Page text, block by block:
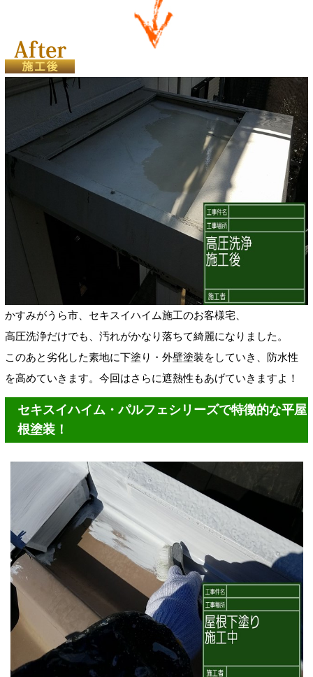
かすみがうら市、セキスイハイム施工のお客様宅、
高圧洗浄だけでも、汚れがかなり落ちて綺麗になりました。
このあと劣化した素地に下塗り・外壁塗装をしていき、防水性
を高めていきます。今回はさらに遮熱性もあげていきますよ！
セキスイハイム・パルフェシリーズで特徴的な平屋
根塗装！